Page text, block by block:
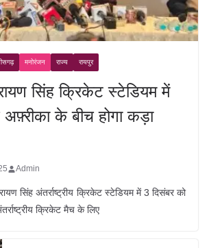
मनोरंजन राज्य रायपुर
सिंह क्रिकेट स्टेडियम में
के बीच होगा कड़ा
Admin
सिंह अंतर्राष्ट्रीय क्रिकेट स्टेडियम में 3 दिसंबर को
क्रिकेट मैच के लिए